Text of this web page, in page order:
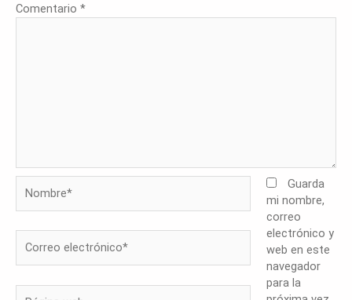
Comentario *
electrónico*
Guarda
mi nombre,
correo
electrónico y
web en este
navegador
para la